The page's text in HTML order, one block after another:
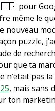
🇫🇷 pour
même le
nouveau
puzzle,
de
que ta
n’était pas
, mais sans
ton